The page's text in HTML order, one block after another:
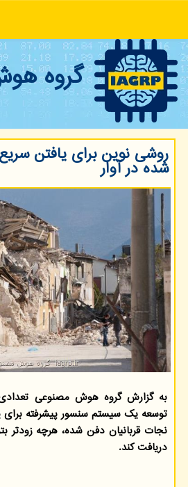
گروه
روشی نوین برای یافتن
شده در آوار
به گزارش گروه هوش مصنوعی
توسعه یک سیستم سنسور پیشرفته برای
نجات قربانیان دفن شده، هرچه زودتر
دریافت کند.